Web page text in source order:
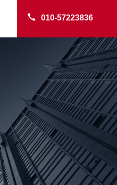
010-57223836